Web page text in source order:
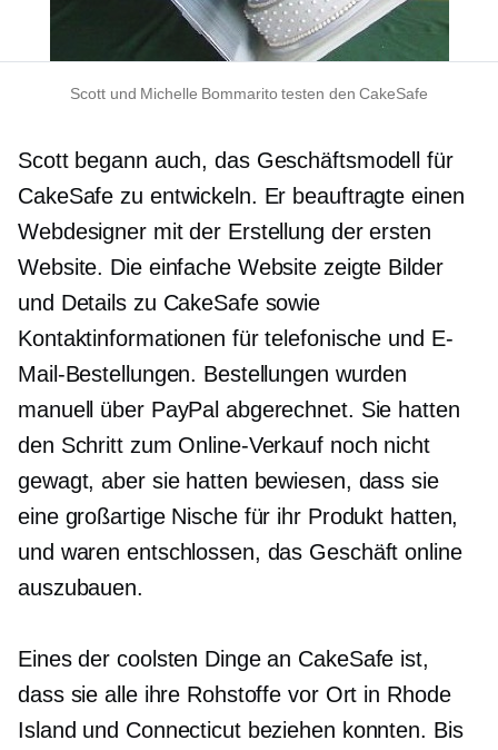
Scott und Michelle Bommarito testen den CakeSafe
Scott begann auch, das Geschäftsmodell für
CakeSafe zu entwickeln. Er beauftragte einen
Webdesigner mit der Erstellung der ersten
Website. Die einfache Website zeigte Bilder
und Details zu CakeSafe sowie
Kontaktinformationen für telefonische und E-
Mail-Bestellungen. Bestellungen wurden
manuell über PayPal abgerechnet. Sie hatten
den Schritt zum Online-Verkauf noch nicht
gewagt, aber sie hatten bewiesen, dass sie
eine großartige Nische für ihr Produkt hatten,
und waren entschlossen, das Geschäft online
auszubauen.
Eines der coolsten Dinge an CakeSafe ist,
dass sie alle ihre Rohstoffe vor Ort in Rhode
Island und Connecticut beziehen konnten. Bis